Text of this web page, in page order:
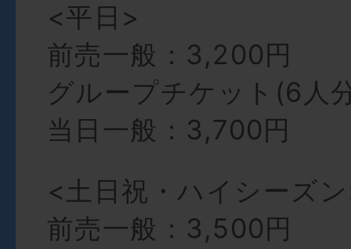
<平日>
前売一般：3,200円
グループチケット(6人
当日一般：3,700円
<土日祝・ハイシーズ
前売一般：3,500円